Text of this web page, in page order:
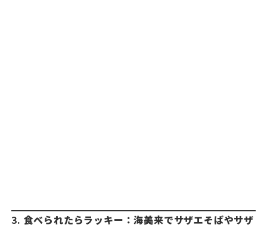
3. 食べられたらラッキー：海美来でサザエそばやサザ